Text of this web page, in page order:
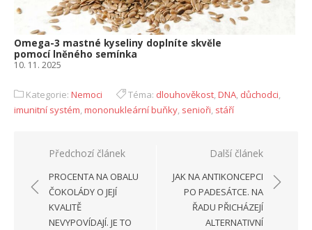
Omega-3 mastné kyseliny doplníte skvěle
pomocí lněného semínka
10. 11. 2025
Kategorie: Nemoci Téma: dlouhověkost,DNA, důchodci,
imunitní systém,mononukleární buňky, senioři, stáří
Navigace
pro
příspěvek
Předchozí článek
PROCENTA NA OBALU
ČOKOLÁDY O JEJÍ
KVALITĚ
NEVYPOVÍDAJÍ. JE TO
Další článek
JAK NA ANTIKONCEPCI
PO PADESÁTCE. NA
ŘADU PŘICHÁZEJÍ
ALTERNATIVNÍ